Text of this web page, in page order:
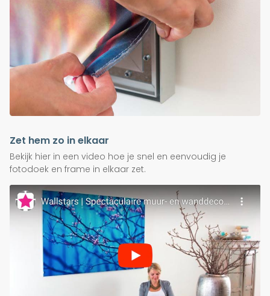
Zet hem zo in elkaar
Bekijk hier in een video hoe je snel en eenvoudig je
fotodoek en frame in elkaar zet.